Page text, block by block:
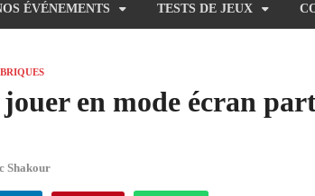
ÉVÉNEMENTS TESTS DE JEUX
en mode écran
Shakour